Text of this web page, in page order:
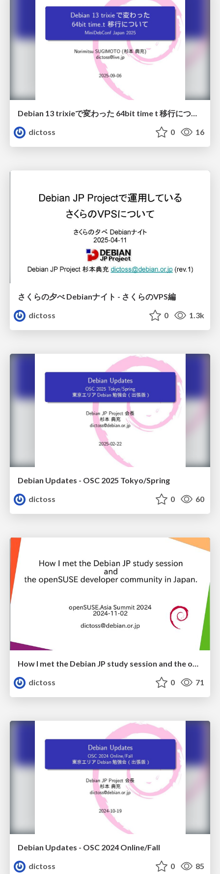
Debian 13 trixieで変わった 64bit time t 移行について
dictoss
0 16
さくらの夕べ Debianナイト - さくらのVPS編
dictoss
0 1.3k
Debian Updates - OSC 2025 Tokyo/Spring
dictoss
0 60
How I met the Debian JP study session and the openSUSE developer community in Japan.
dictoss
0 71
Debian Updates - OSC 2024 Online/Fall
dictoss
0 85